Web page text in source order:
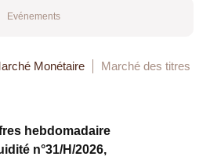
Evénements
Monétaire Marché des titres
hebdomadaire
n°31/H/2026,